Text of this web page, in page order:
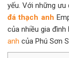
yếu. Với những
đá thạch anh
của nhiều gia đình
anh của Phú Sơn